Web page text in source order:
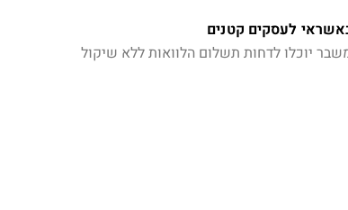
לעסקים קטנים
יוכלו לדחות תשלום הלוואות ללא שיקול